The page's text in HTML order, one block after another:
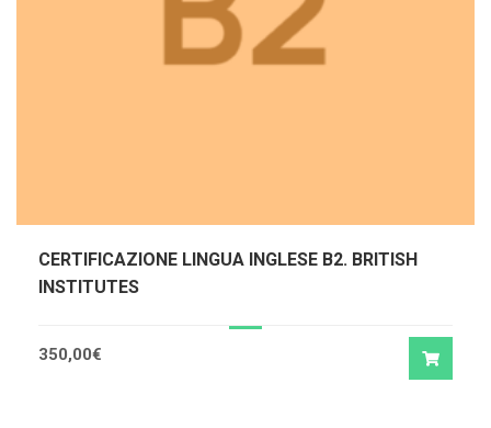
CERTIFICAZIONE LINGUA INGLESE B2. BRITISH
INSTITUTES
350,00€